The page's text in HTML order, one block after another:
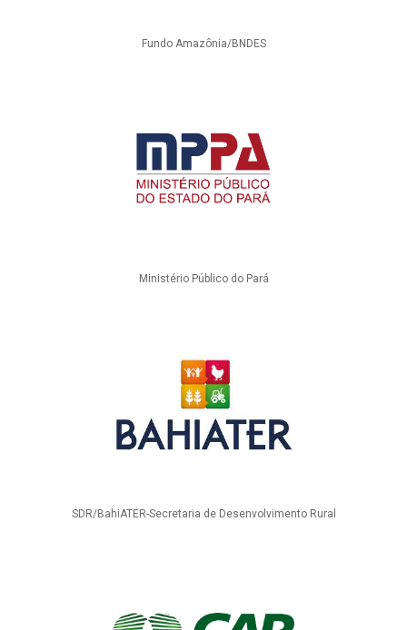
Fundo Amazônia/BNDES
Ministério Público do Pará
SDR/BahiATER-Secretaria de Desenvolvimento Rural